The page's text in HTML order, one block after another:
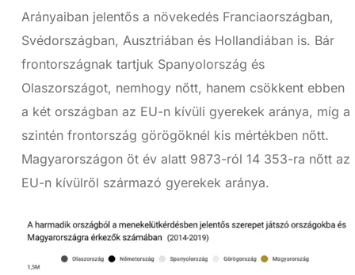
Arányaiban jelentős a növekedés Franciaországban,
Svédországban, Ausztriában és Hollandiában is. Bár
frontországnak tartjuk Spanyolország és
Olaszországot, nemhogy nőtt, hanem csökkent ebben
a két országban az EU-n kívüli gyerekek aránya, míg a
szintén frontország görögöknél kis mértékben nőtt.
Magyarországon öt év alatt 9873-ról 14 353-ra nőtt az
EU-n kívülről származó gyerekek aránya.